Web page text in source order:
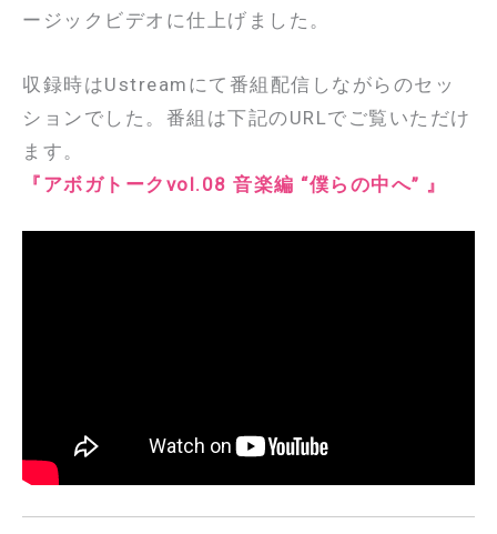
ージックビデオに仕上げました。
収録時はUstreamにて番組配信しながらのセッ
ションでした。番組は下記のURLでご覧いただけ
ます。
『アボガトークvol.08 音楽編 “僕らの中へ” 』